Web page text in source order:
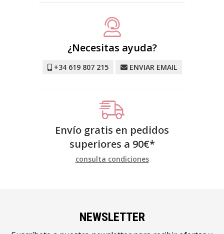
¿Necesitas ayuda?
+34 619 807 215 ENVIAR EMAIL
Envío gratis en pedidos
superiores a 90€*
consulta condiciones
NEWSLETTER